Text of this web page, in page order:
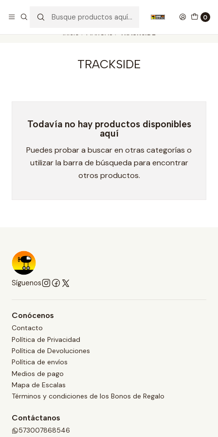
0
Inicio MARCAS TRACKSIDE
TRACKSIDE
Todavía no hay productos disponibles
aquí
Puedes probar a buscar en otras categorías o
utilizar la barra de búsqueda para encontrar
otros productos.
Síguenos
Conócenos
Contacto
Política de Privacidad
Política de Devoluciones
Política de envíos
Medios de pago
Mapa de Escalas
Términos y condiciones de los Bonos de Regalo
Contáctanos
573007868546